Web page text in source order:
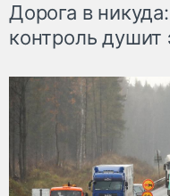
Дорога в
контроль душит